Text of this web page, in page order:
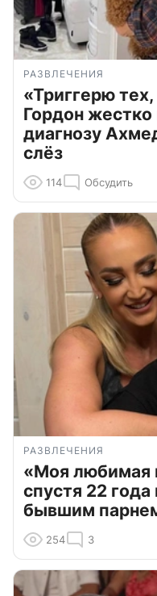
РАЗВЛЕЧЕНИЯ
«Триггерю
Гордон
диагнозу
слёз
114 Обсудить
РАЗВЛЕЧЕНИЯ
«Моя любимая
спустя 22
бывшим
254 3